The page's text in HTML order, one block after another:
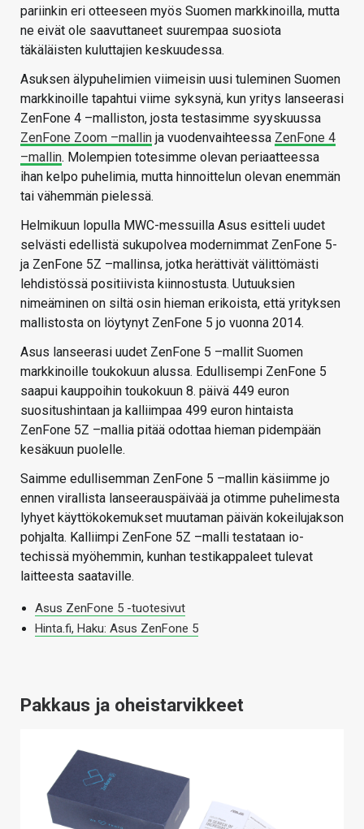
pariinkin eri otteeseen myös Suomen markkinoilla, mutta
ne eivät ole saavuttaneet suurempaa suosiota
täkäläisten kuluttajien keskuudessa.
Asuksen älypuhelimien viimeisin uusi tuleminen Suomen
markkinoille tapahtui viime syksynä, kun yritys lanseerasi
ZenFone 4 –malliston, josta testasimme syyskuussa
ZenFone Zoom –mallin ja vuodenvaihteessa ZenFone 4
–mallin. Molempien totesimme olevan periaatteessa
ihan kelpo puhelimia, mutta hinnoittelun olevan enemmän
tai vähemmän pielessä.
Helmikuun lopulla MWC-messuilla Asus esitteli uudet
selvästi edellistä sukupolvea modernimmat ZenFone 5-
ja ZenFone 5Z –mallinsa, jotka herättivät välittömästi
lehdistössä positiivista kiinnostusta. Uutuuksien
nimeäminen on siltä osin hieman erikoista, että yrityksen
mallistosta on löytynyt ZenFone 5 jo vuonna 2014.
Asus lanseerasi uudet ZenFone 5 –mallit Suomen
markkinoille toukokuun alussa. Edullisempi ZenFone 5
saapui kauppoihin toukokuun 8. päivä 449 euron
suositushintaan ja kalliimpaa 499 euron hintaista
ZenFone 5Z –mallia pitää odottaa hieman pidempään
kesäkuun puolelle.
Saimme edullisemman ZenFone 5 –mallin käsiimme jo
ennen virallista lanseerauspäivää ja otimme puhelimesta
lyhyet käyttökokemukset muutaman päivän kokeilujakson
pohjalta. Kalliimpi ZenFone 5Z –malli testataan io-
techissä myöhemmin, kunhan testikappaleet tulevat
laitteesta saataville.
Asus ZenFone 5 -tuotesivut
Hinta.fi, Haku: Asus ZenFone 5
Pakkaus ja oheistarvikkeet